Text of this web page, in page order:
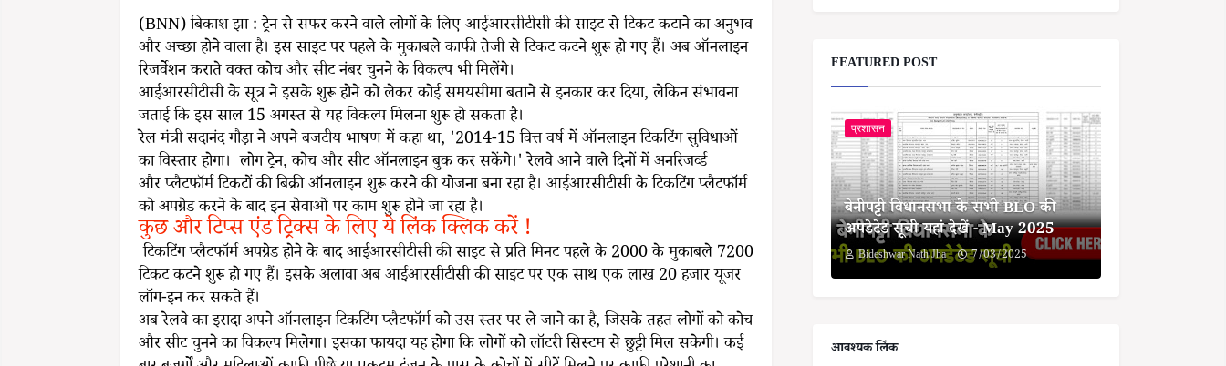
(BNN) बिकाश झा : ट्रेन से सफर करने वाले लोगों के लिए आईआरसीटीसी की साइट से टिकट कटाने का अनुभव
और अच्छा होने वाला है। इस साइट पर पहले के मुकाबले काफी तेजी से टिकट कटने शुरू हो गए हैं। अब ऑनलाइन
रिजर्वेशन कराते वक्त कोच और सीट नंबर चुनने के विकल्प भी मिलेंगे।
आईआरसीटीसी के सूत्र ने इसके शुरू होने को लेकर कोई समयसीमा बताने से इनकार कर दिया, लेकिन संभावना
जताई कि इस साल 15 अगस्त से यह विकल्प मिलना शुरू हो सकता है।
रेल मंत्री सदानंद गौड़ा ने अपने बजटीय भाषण में कहा था, '2014-15 वित्त वर्ष में ऑनलाइन टिकटिंग सुविधाओं
का विस्तार होगा। लोग ट्रेन, कोच और सीट ऑनलाइन बुक कर सकेंगे।' रेलवे आने वाले दिनों में अनरिजर्व्ड
और प्लैटफॉर्म टिकटों की बिक्री ऑनलाइन शुरू करने की योजना बना रहा है। आईआरसीटीसी के टिकटिंग प्लैटफॉर्म
को अपग्रेड करने के बाद इन सेवाओं पर काम शुरू होने जा रहा है।
कुछ और टिप्स एंड ट्रिक्स के लिए ये लिंक क्लिक करें !
टिकटिंग प्लैटफॉर्म अपग्रेड होने के बाद आईआरसीटीसी की साइट से प्रति मिनट पहले के 2000 के मुकाबले 7200
टिकट कटने शुरू हो गए हैं। इसके अलावा अब आईआरसीटीसी की साइट पर एक साथ एक लाख 20 हजार यूजर
लॉग-इन कर सकते हैं।
अब रेलवे का इरादा अपने ऑनलाइन टिकटिंग प्लैटफॉर्म को उस स्तर पर ले जाने का है, जिसके तहत लोगों को कोच
और सीट चुनने का विकल्प मिलेगा। इसका फायदा यह होगा कि लोगों को लॉटरी सिस्टम से छुट्टी मिल सकेगी। कई
FEATURED POST
प्रशासन
बेनीपट्टी विधानसभा के सभी BLO की
अपडेटेड सूची यहां देखें - May 2025
Bideshwar Nath Jha 7/03/2025
आवश्यक लिंक